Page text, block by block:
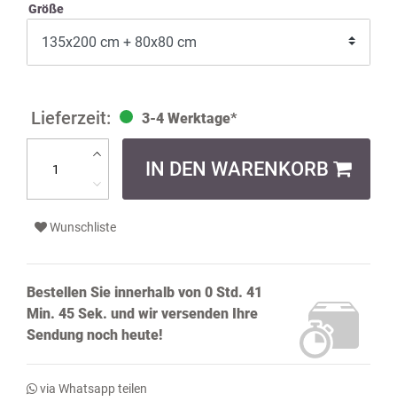
Größe
3-4 Werktage*
IN DEN WARENKORB
Wunschliste
Bestellen Sie innerhalb von 0 Std. 41
Min. 44 Sek. und wir versenden Ihre
Sendung noch heute!
via Whatsapp teilen